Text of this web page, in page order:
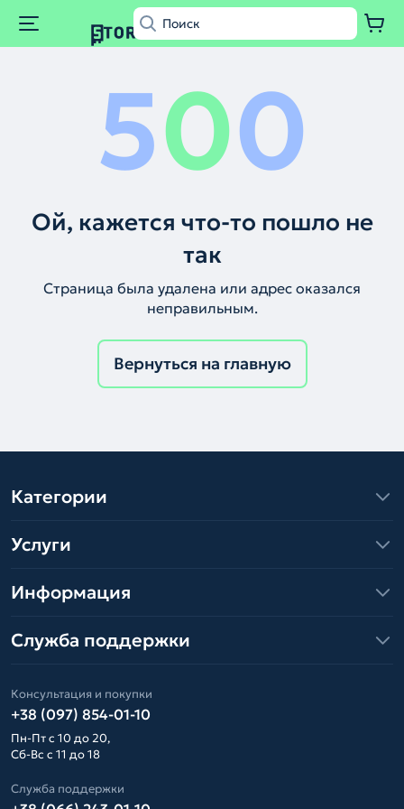
500
Ой, кажется что-то пошло не
так
Страница была удалена или адрес оказался
неправильным.
Вернуться на главную
Категории
Услуги
Информация
Служба поддержки
Консультация и покупки
+38 (097) 854-01-10
Пн-Пт с 10 до 20,
Сб-Вс с 11 до 18
Служба поддержки